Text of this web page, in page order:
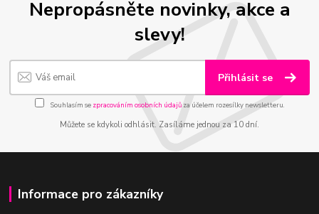
Nepropásněte novinky, akce a
slevy!
Přihlásit se
Souhlasím se zpracováním osobních údajůza účelem rozesílky newsletteru.
Můžete se kdykoli odhlásit. Zasíláme jednou za 10 dní.
Informace pro zákazníky